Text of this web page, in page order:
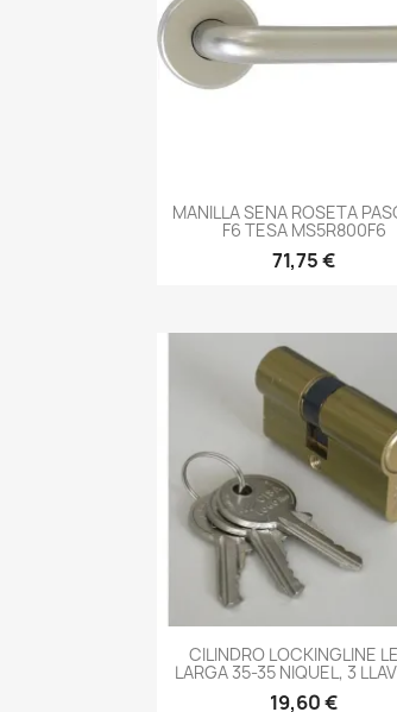
-->
MANILLA SENA ROSETA
F6 TESA MS5R800F6
71,75 €
-->
CILINDRO LOCKINGLINE
LARGA 35-35 NIQUEL, 3
19,60 €